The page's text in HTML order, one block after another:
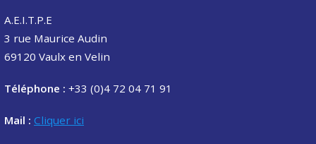
A.E.I.T.P.E
3 rue Maurice Audin
69120 Vaulx en Velin
Téléphone : +33 (0)4 72 04 71 91
Mail : Cliquer ici